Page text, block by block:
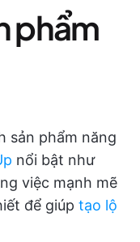
phẩm
sản phẩm năng
nổi bật như
việc mạnh mẽ
để giúp tạo lộ